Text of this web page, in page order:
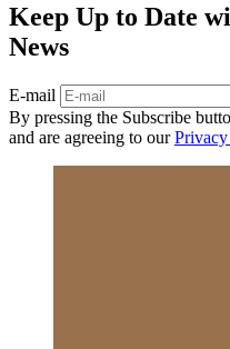
Keep Up to Date
News
E-mail
By pressing the Subscribe
and are agreeing to our